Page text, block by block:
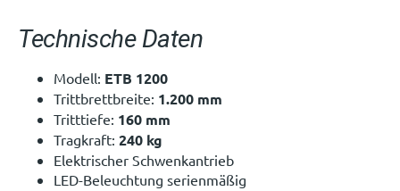
Technische Daten
Modell: ETB 1200
Trittbrettbreite: 1.200 mm
Tritttiefe: 160 mm
Tragkraft: 240 kg
Elektrischer Schwenkantrieb
LED-Beleuchtung serienmäßig